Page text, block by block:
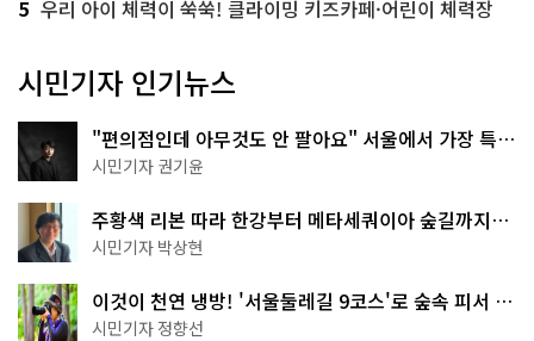
5 우리 아이 체력이 쑥쑥! 클라이밍 키즈카페·어린이 체력장
시민기자 인기뉴스
"편의점인데 아무것도 안 팔아요" 서울에서 가장 특별
한 편의점의 정체
시민기자 권기윤
주황색 리본 따라 한강부터 메타세쿼이아 숲길까지…
서울둘레길 15코스
시민기자 박상현
이것이 천연 냉방! '서울둘레길 9코스'로 숲속 피서 떠
나볼까
시민기자 정향선